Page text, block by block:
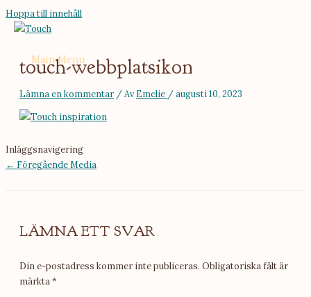
Hoppa till innehåll
Main Menu
touch-webbplatsikon
Lämna en kommentar / Av Emelie /augusti 10, 2023
Inläggsnavigering
← Föregående Media
LÄMNA ETT SVAR
Din e-postadress kommer inte publiceras. Obligatoriska fält är
märkta *